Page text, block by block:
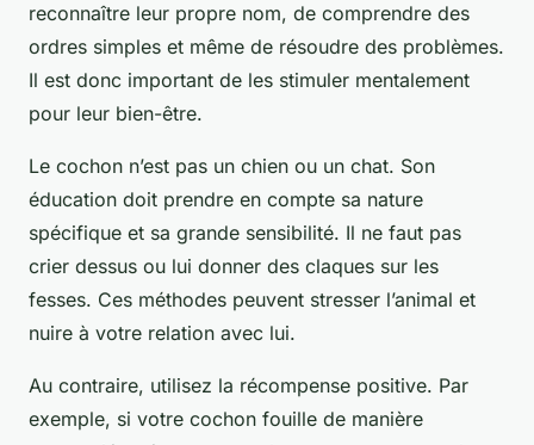
reconnaître leur propre nom, de comprendre des
ordres simples et même de résoudre des problèmes.
Il est donc important de les stimuler mentalement
pour leur bien-être.
Le cochon n’est pas un chien ou un chat. Son
éducation doit prendre en compte sa nature
spécifique et sa grande sensibilité. Il ne faut pas
crier dessus ou lui donner des claques sur les
fesses. Ces méthodes peuvent stresser l’animal et
nuire à votre relation avec lui.
Au contraire, utilisez la récompense positive. Par
exemple, si votre cochon fouille de manière